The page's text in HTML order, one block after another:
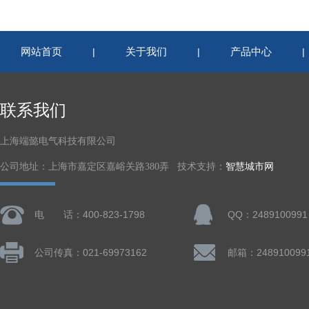
网站首页 | 关于我们 | 产品中心
联系我们
上海端懿电气科技有限公司
公司地址：上海市嘉定区嘉峪关路380弄 技术支持： 智慧城市网
电 话：400-823-1798 QQ：2489100991
公司传真：021-69973162 邮箱：